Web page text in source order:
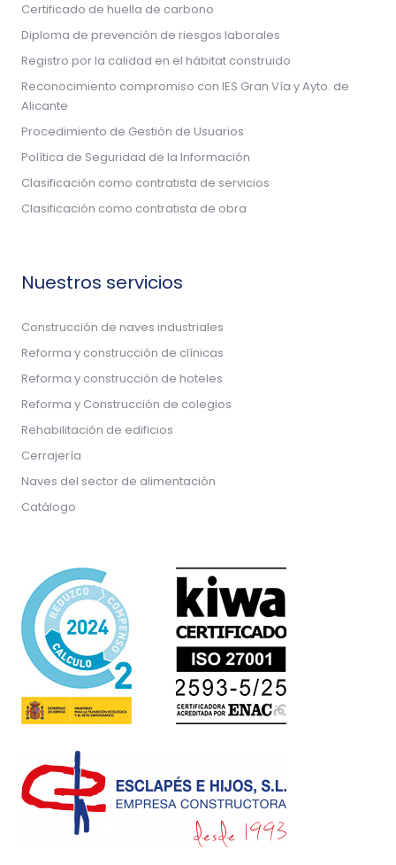
Certificado de huella de carbono
Diploma de prevención de riesgos laborales
Registro por la calidad en el hábitat construido
Reconocimiento compromiso con IES Gran Vía y Ayto. de
Alicante
Procedimiento de Gestión de Usuarios
Política de Seguridad de la Información
Clasificación como contratista de servicios
Clasificación como contratista de obra
Nuestros servicios
Construcción de naves industriales
Reforma y construcción de clínicas
Reforma y construcción de hoteles
Reforma y Construcción de colegios
Rehabilitación de edificios
Cerrajería
Naves del sector de alimentación
Catálogo